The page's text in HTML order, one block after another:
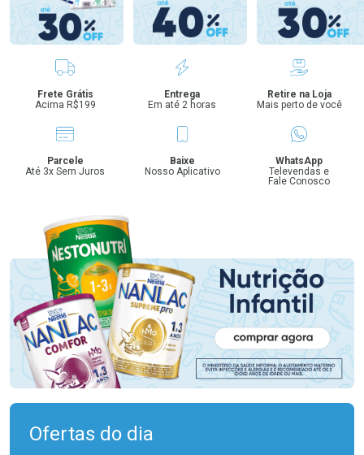
Benefícios
Frete Grátis
Acima R$199
Entrega
Em até 2 horas
Retire na Loja
Mais perto de você
Parcele
Até 3x Sem Juros
Baixe
Nosso Aplicativo
WhatsApp
Televendas e
Fale Conosco
Ofertas do dia